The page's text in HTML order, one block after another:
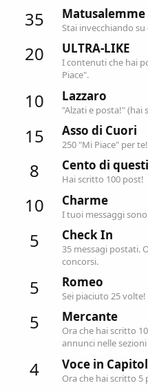
35 Matusalemme
Stai invecchiando
20 ULTRA-LIKE
I contenuti che hai
Piace".
10 Lazzaro
"Alzati e posta!" (hai
15 Asso di Cuori
250 "Mi Piace" per te!
8 Cento di
Hai scritto 100 post!
10 Charme
I tuoi messaggi
5 Check In
35 messagi postati.
concorsi.
5 Romeo
Sei piaciuto 25 volte!
5 Mercante
Ora che hai scritto
annunci nelle
4 Voce in
Ora che hai scritto